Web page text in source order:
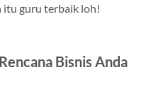
itu guru terbaik loh!
Bisnis Anda